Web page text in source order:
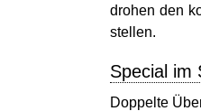
drohen den
stellen.
Special im
Doppelte